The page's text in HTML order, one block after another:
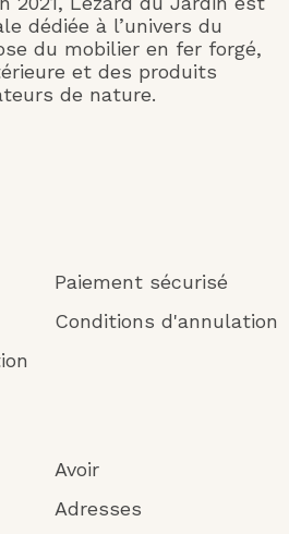
dédiée à l’univers du
du mobilier en fer forgé,
et des produits
de nature.
Paiement sécurisé
Conditions d'annulation
Avoir
Adresses